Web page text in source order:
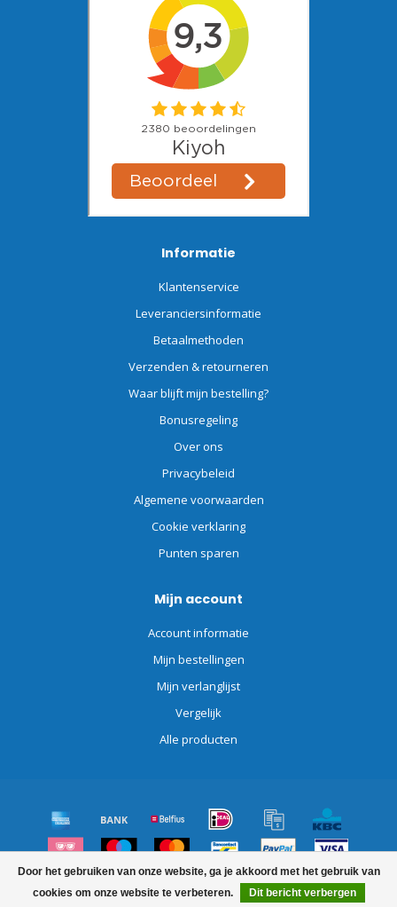
Door het gebruiken van onze website, ga je akkoord met het gebruik van
cookies om onze website te verbeteren.
Dit bericht verbergen
Informatie
Klantenservice
Leveranciersinformatie
Betaalmethoden
Verzenden & retourneren
Waar blijft mijn bestelling?
Bonusregeling
Over ons
Privacybeleid
Algemene voorwaarden
Cookie verklaring
Punten sparen
Mijn account
Account informatie
Mijn bestellingen
Mijn verlanglijst
Vergelijk
Alle producten
© Copyright 2026 Schoonmaakdiscount.nl
FILTERS